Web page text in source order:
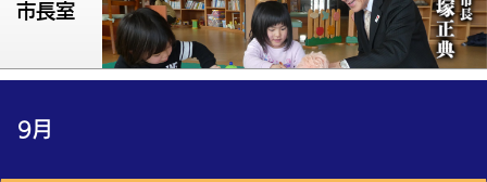
背景色
青
市長室
9月